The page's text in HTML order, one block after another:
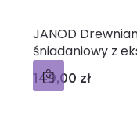
JANOD
śniadaniowy z
14 akcesoriami
Cena
149,00 zł